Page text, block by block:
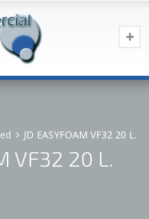
JD EASYFOAM VF32 20 L.
VF32 20 L.